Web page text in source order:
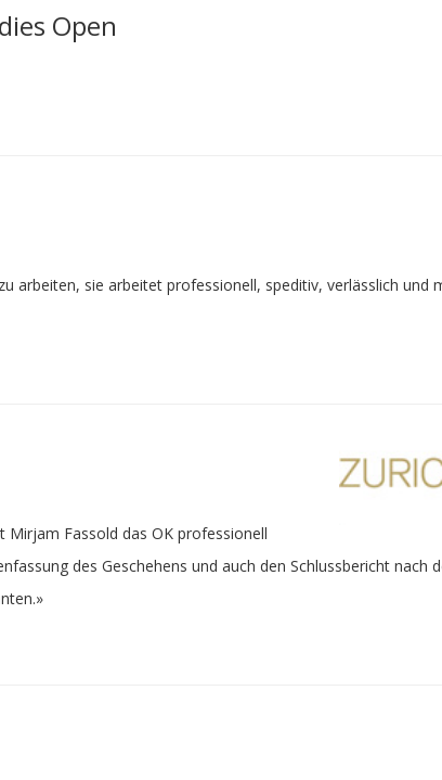
Open
arbeiten, sie arbeitet professionell, speditiv, verlässlich und
Fassold das OK professionell
des Geschehens und auch den Schlussbericht nach